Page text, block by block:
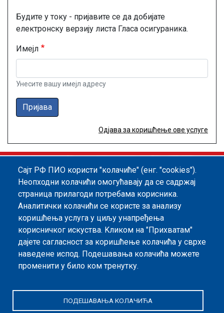
Будите у току - пријавите се да добијате
електронску верзију листа Гласа осигураника.
Имејл
Унесите вашу имејл адресу
Пријава
Одјава за коришћење ове услуге
Footer menu
Информатор
Заштита података о личности
Информације од јавног значаја
Мапа сајта
Архива
Политика квалитета
Политика безбедности информација
Сајт РФ ПИО користи "колачиће" (енг. "cookies").
Неопходни колачићи омогућавају да се садржај
страница прилагоди потребама корисника.
Аналитички колачићи се користе за анализу
коришћења услуга у циљу унапређења
корисничког искуства. Kликом на "Прихватам"
дајете сагласност за коришћење колачића у сврхе
наведене испод. Подешавања колачића можете
променити у било ком тренутку.
ПОДЕШАВАЊА КОЛАЧИЋА